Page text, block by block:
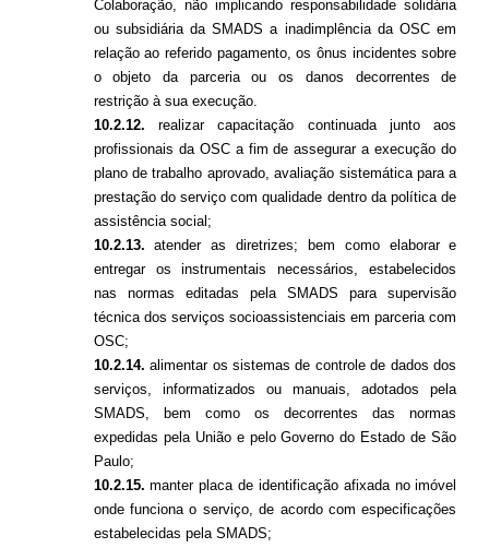
Colaboração, não implicando responsabilidade solidária
ou subsidiária da SMADS a inadimplência da OSC em
relação ao referido pagamento, os ônus incidentes sobre
o objeto da parceria ou os danos decorrentes de
restrição à sua execução.
10.2.12. realizar capacitação continuada junto aos
profissionais da OSC a fim de assegurar a execução do
plano de trabalho aprovado, avaliação sistemática para a
prestação do serviço com qualidade dentro da política de
assistência social;
10.2.13. atender as diretrizes; bem como elaborar e
entregar os instrumentais necessários, estabelecidos
nas normas editadas pela SMADS para supervisão
técnica dos serviços socioassistenciais em parceria com
OSC;
10.2.14. alimentar os sistemas de controle de dados dos
serviços, informatizados ou manuais, adotados pela
SMADS, bem como os decorrentes das normas
expedidas pela União e pelo Governo do Estado de São
Paulo;
10.2.15. manter placa de identificação afixada no imóvel
onde funciona o serviço, de acordo com especificações
estabelecidas pela SMADS;